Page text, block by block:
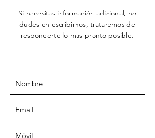
Si necesitas información adicional, no
dudes en escribirnos,trataremos de
responderte lo mas pronto posible.